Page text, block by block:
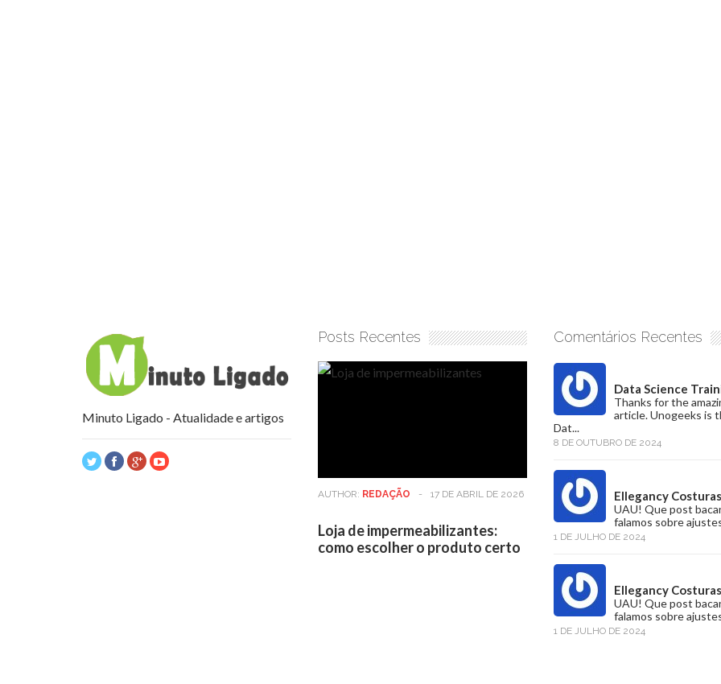
Minuto Ligado - Atualidade e artigos
Posts Recentes
AUTHOR: REDAÇÃO - 17 DE ABRIL DE 2026
Loja de impermeabilizantes:
como escolher o produto certo
Comentários Recentes
Data Science
Thanks for the
article. Unogeeks is
Dat...
8 DE OUTUBRO DE 2024
Ellegancy Costuras
UAU! Que post
falamos sobre
1 DE JULHO DE 2024
Ellegancy Costuras
UAU! Que post
falamos sobre
1 DE JULHO DE 2024